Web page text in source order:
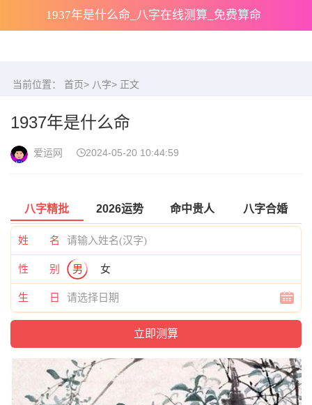
1937年是什么命_八字在线测算_免费算命
当前位置： 首页> 八字> 正文
1937年是什么命
爱运网 2024-05-20 10:44:59
八字精批 2026运势 命中贵人 八字合婚
姓 名
性 别 男 女
生 日